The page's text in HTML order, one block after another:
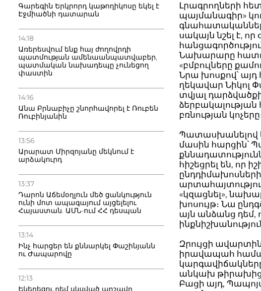
Գարեգին Երկրորդ կաթողիկոսը եկել է
Էջմիածնի դատարան
14:18
Առերեսվում ենք հայ ժողովրդի
պատմության ամենաանպատվաբեր,
պատմական նախադեպը չունեցող
փաստին
14:16
Անա Բրնաբիչը շնորհավորել է Ռուբեն
Ռուբինյանին
13:56
Արարատ Միրզոյանը մեկնում է
արձակուրդ
13:37
Դարոն Աճեմօղլուն մեծ ցանկություն
ունի մոտ ապագայում այցելելու
Հայաստան. ԱՄՆ-ում ՀՀ դեսպան
13:14
Ինչ հարցեր են քննարկել Փաշինյանն
ու Ժապարովը
12:13
Եկեղեցու դեմ սկսված արշավը
Լրագրողների
պայմանագիր»
սակայն նշել է,
Նախարարը
«բմբուլները
Նրա խոսքով՝
ղեկավար Նիկոլ
տվյալ
բռնության
Պատասխանելով
մասին հարցին՝
հիշեցրել են, որ
«կզացնել»,
խոսույթ։ Նա
այն անձանց դեմ,
Զրույցի
իրավապահ
անկախ
Բացի այդ,